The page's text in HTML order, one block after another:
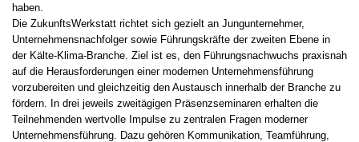
haben.
Die ZukunftsWerkstatt richtet sich gezielt an Jungunternehmer,
Unternehmensnachfolger sowie Führungskräfte der zweiten Ebene in
der Kälte-Klima-Branche. Ziel ist es, den Führungsnachwuchs praxisnah
auf die Herausforderungen einer modernen Unternehmensführung
vorzubereiten und gleichzeitig den Austausch innerhalb der Branche zu
fördern. In drei jeweils zweitägigen Präsenzseminaren erhalten die
Teilnehmenden wertvolle Impulse zu zentralen Fragen moderner
Unternehmensführung. Dazu gehören Kommunikation, Teamführung,